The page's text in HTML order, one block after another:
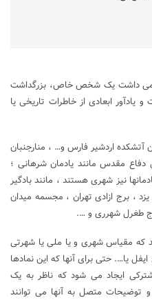
داشت یک شخص خاص، ‌بزرگداشت
ابعادی از خاطرات تاریخی یا
آتشکده اردشیر فارس و… ، منارجنبان
… و برخی یادمان‌های ۸ سال دفاع مقدس مانند یادمان شرهانی ؛
نیز شهری هستند ، مانند بادگیر
، برج ازادی تهران ، مجسمه میدان
طغرل شهرری و ….
که مقیاس شهری و یا ملی یا شهرتی
ایفل یا…. حتی برای آنها که این نمادها
ایجاد می شود که ناظر به یک
توضیحات متصل به آنها می توانند